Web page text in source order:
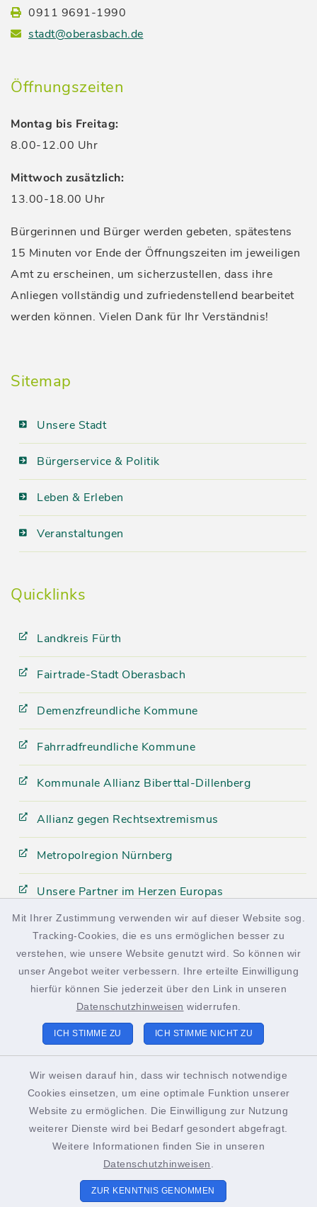
Mit Ihrer Zustimmung verwenden wir auf dieser Website sog.
Tracking-Cookies, die es uns ermöglichen besser zu
verstehen, wie unsere Website genutzt wird. So können wir
unser Angebot weiter verbessern. Ihre erteilte Einwilligung
hierfür können Sie jederzeit über den Link in unseren
Datenschutzhinweisen widerrufen.
ICH STIMME ZU ICH STIMME NICHT ZU
Wir weisen darauf hin, dass wir technisch notwendige
Cookies einsetzen, um eine optimale Funktion unserer
Website zu ermöglichen. Die Einwilligung zur Nutzung
weiterer Dienste wird bei Bedarf gesondert abgefragt.
Weitere Informationen finden Sie in unseren
Datenschutzhinweisen
ZUR KENNTNIS GENOMMEN
0911 9691-1990
stadt@oberasbach.de
Öffnungszeiten
Montag bis Freitag:
8.00-12.00 Uhr
Mittwoch zusätzlich:
13.00-18.00 Uhr
Bürgerinnen und Bürger werden gebeten, spätestens
15 Minuten vor Ende der Öffnungszeiten im jeweiligen
Amt zu erscheinen, um sicherzustellen, dass ihre
Anliegen vollständig und zufriedenstellend bearbeitet
werden können. Vielen Dank für Ihr Verständnis!
Sitemap
Unsere Stadt
Bürgerservice & Politik
Leben & Erleben
Veranstaltungen
Quicklinks
Landkreis Fürth
Fairtrade-Stadt Oberasbach
Demenzfreundliche Kommune
Fahrradfreundliche Kommune
Kommunale Allianz Biberttal-Dillenberg
Allianz gegen Rechtsextremismus
Metropolregion Nürnberg
Unsere Partner im Herzen Europas
facebook
instagram
Kontakt
Datenschutz
Impressum
Sitemap
Cookie-Einstellungen